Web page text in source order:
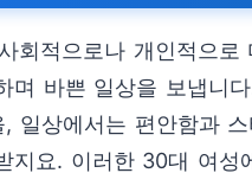
회적으로나 개인적으로
며 바쁜 일상을 보냅니
, 일상에서는 편안함과
지요. 이러한 30대 여성